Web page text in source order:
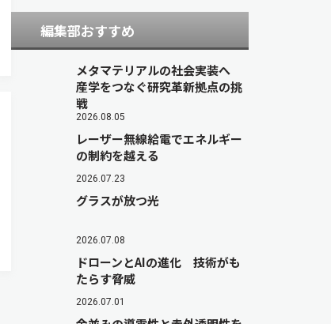
編集部おすすめ
メタマテリアルの社会実装へ
産学をつなぐ研究革新拠点の挑
戦
2026.08.05
レーザー無線給電でエネルギー
の制約を越える
2026.07.23
グラスが放つ光
2026.07.08
ドローンとAIの進化 技術がも
たらす脅威
2026.07.01